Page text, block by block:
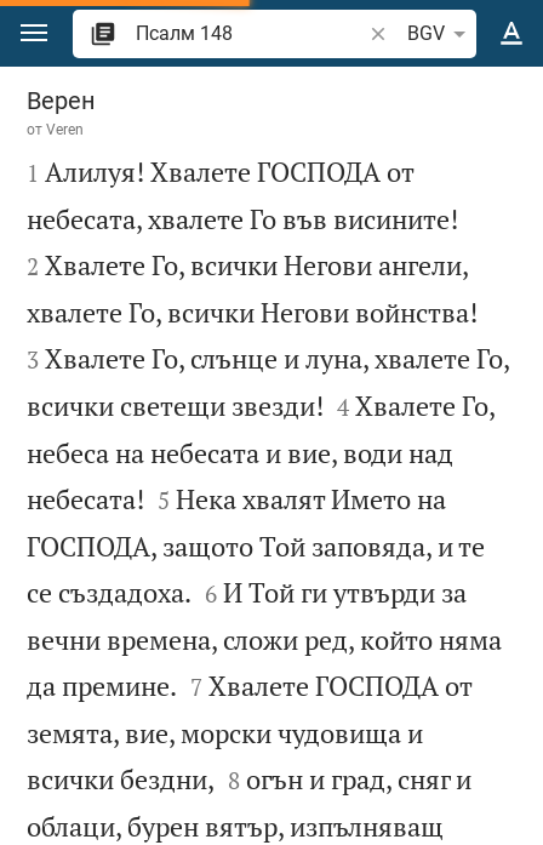
Преминете към съдържанието
Търсете стих или
BGV
Псалм 148
Верен
отVeren

1 Алилуя! Хвалете ГОСПОДА от
небесата, хвалете Го във висините!
2 Хвалете Го, всички Негови ангели,
хвалете Го, всички Негови войнства!
3 Хвалете Го, слънце и луна, хвалете Го,
всички светещи звезди! 

4 Хвалете Го,
небеса на небесата и вие, води над
небесата! 

5 Нека хвалят Името на
ГОСПОДА, защото Той заповяда, и те
се създадоха. 

6 И Той ги утвърди за
вечни времена, сложи ред, който няма
да премине. 

7 Хвалете ГОСПОДА от
земята, вие, морски чудовища и
всички бездни, 

8 огън и град, сняг и
облаци, бурен вятър, изпълняващ